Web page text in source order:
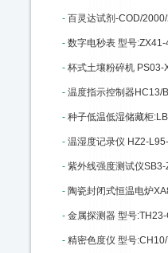
- 百灵达试剂-COD/2000/2M
- 数字电秒表 型号:ZX41-415库号：
- 杯式土壤粉碎机 PS03-XDB050303
- 温度指示控制器HC13/BWY-805TH
- 种子低温低湿储藏柜:LB06-DWS-300
- 温湿度记录仪 HZ2-L95-22库号：
- 紫外线强度测试仪SB3-ZQJ-254库号：
- 陶瓷封闭式恒温电炉XA80-10库号：
- 金属探测器 型号:TH23-GTL115库号：
- 精密色度仪 型号:CH10/T-50库号：